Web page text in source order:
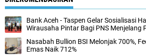
Bank Aceh - Taspen Gelar Sosialisasi
Wirausaha Pintar Bagi PNS Menjelang
Nasabah Bullion BSI Melonjak 700%,
Emas Naik 712%